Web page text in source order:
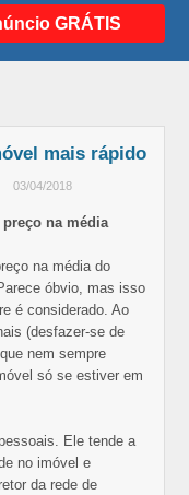
GRÁTIS
mais rápido
03/04/2018
preço na média
na média do
óbvio, mas isso
é considerado. Ao
(desfazer-se de
nem sempre
só se estiver em
Ele tende a
no imóvel e
da rede de